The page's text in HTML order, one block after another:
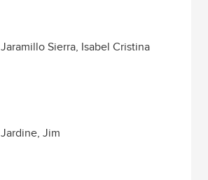
Jaramillo Sierra, Isabel Cristina
Jardine, Jim